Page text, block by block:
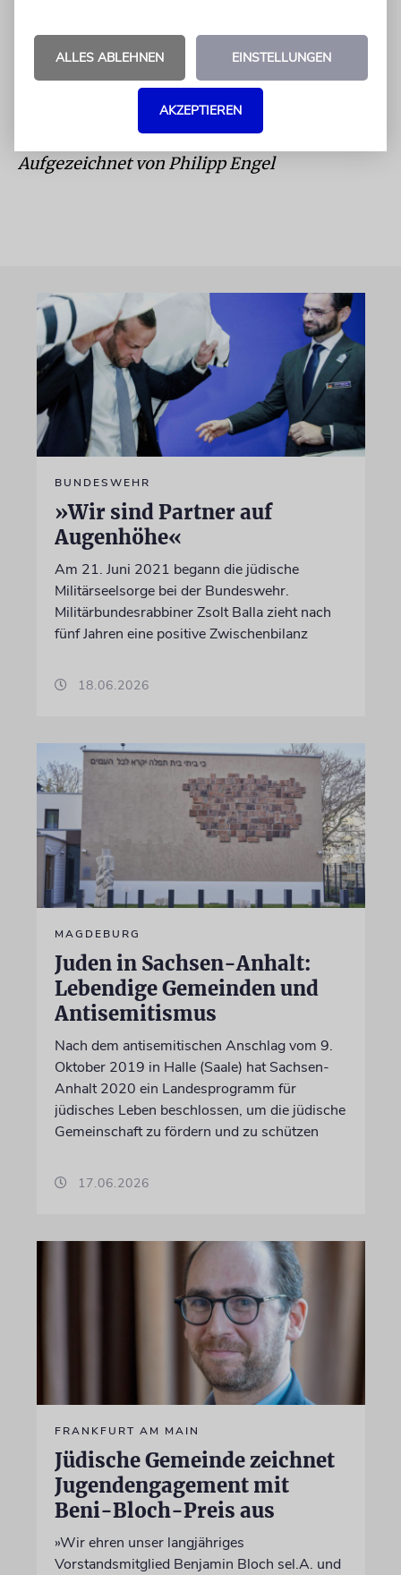
machen. Wenn nicht mit Liebe, warum dann
überhaupt noch irgendetwas tun?
Aufgezeichnet von Philipp Engel
BUNDESWEHR
»Wir sind Partner auf
Augenhöhe«
Am 21. Juni 2021 begann die jüdische
Militärseelsorge bei der Bundeswehr.
Militärbundesrabbiner Zsolt Balla zieht nach
fünf Jahren eine positive Zwischenbilanz
18.06.2026
MAGDEBURG
Juden in Sachsen-Anhalt:
Lebendige Gemeinden und
Antisemitismus
Nach dem antisemitischen Anschlag vom 9.
Oktober 2019 in Halle (Saale) hat Sachsen-
Anhalt 2020 ein Landesprogramm für
jüdisches Leben beschlossen, um die jüdische
Gemeinschaft zu fördern und zu schützen
17.06.2026
FRANKFURT AM MAIN
Jüdische Gemeinde zeichnet
Jugendengagement mit
Beni-Bloch-Preis aus
»Wir ehren unser langjähriges
Vorstandsmitglied Benjamin Bloch sel.A. und
ALLES ABLEHNEN EINSTELLUNGEN
AKZEPTIEREN